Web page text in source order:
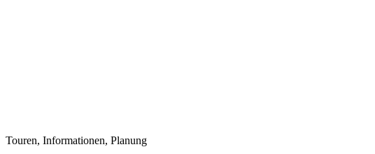
Touren, Informationen, Planung